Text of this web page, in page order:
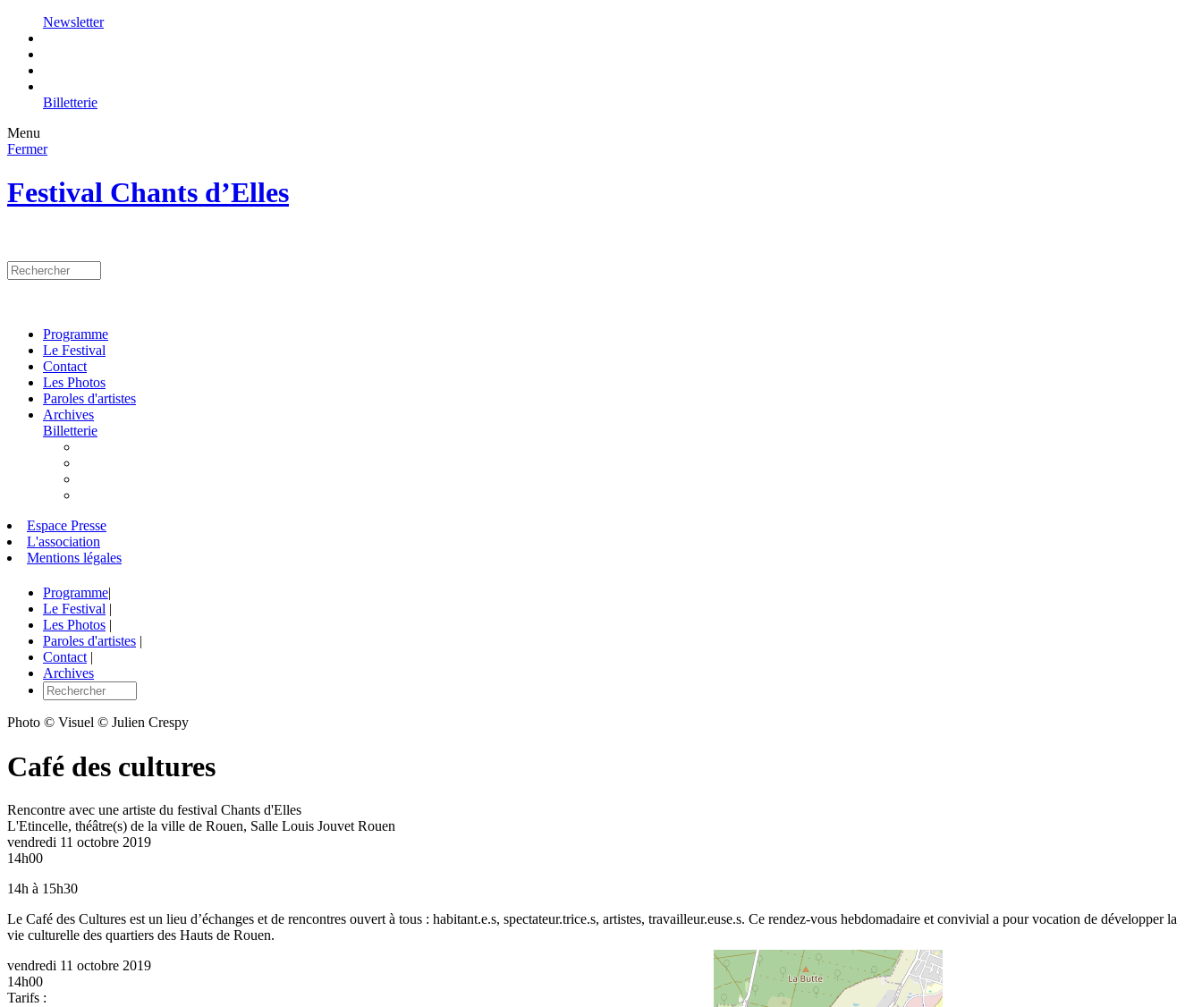
Newsletter
Billetterie
Menu
Fermer
Festival Chants d’Elles
Programme
Le Festival
Contact
Les Photos
Paroles d'artistes
Archives
Billetterie
Espace Presse
L'association
Mentions légales
Programme|
Le Festival |
Les Photos |
Paroles d'artistes |
Contact |
Archives
Photo © Visuel © Julien Crespy
Café des cultures
Rencontre avec une artiste du festival Chants d'Elles
L'Etincelle, théâtre(s) de la ville de Rouen, Salle Louis Jouvet Rouen
vendredi 11 octobre 2019
14h00
14h à 15h30
Le Café des Cultures est un lieu d’échanges et de rencontres ouvert à tous : habitant.e.s, spectateur.trice.s, artistes, travailleur.euse.s. Ce rendez-vous hebdomadaire et convivial a pour vocation de développer la
vie culturelle des quartiers des Hauts de Rouen.
vendredi 11 octobre 2019
14h00
Tarifs :